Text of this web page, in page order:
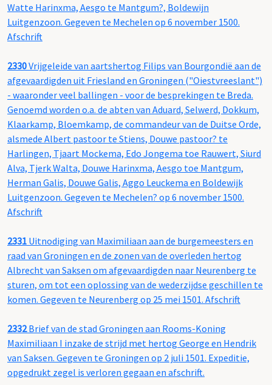
Watte Harinxma, Aesgo te Mantgum?, Boldewijn
Luitgenzoon. Gegeven te Mechelen op 6 november 1500.
Afschrift
2330Vrijgeleide van aartshertog Filips van Bourgondië aan de
afgevaardigden uit Friesland en Groningen ("Oiestvreeslant")
- waaronder veel ballingen - voor de besprekingen te Breda.
Genoemd worden o.a. de abten van Aduard, Selwerd, Dokkum,
Klaarkamp, Bloemkamp, de commandeur van de Duitse Orde,
alsmede Albert pastoor te Stiens, Douwe pastoor? te
Harlingen, Tjaart Mockema, Edo Jongema toe Rauwert, Siurd
Alva, Tjerk Walta, Douwe Harinxma, Aesgo toe Mantgum,
Herman Galis, Douwe Galis, Aggo Leuckema en Boldewijk
Luitgenzoon. Gegeven te Mechelen? op 6 november 1500.
Afschrift
2331 Uitnodiging van Maximiliaan aan de burgemeesters en
raad van Groningen en de zonen van de overleden hertog
Albrecht van Saksen om afgevaardigden naar Neurenberg te
sturen, om tot een oplossing van de wederzijdse geschillen te
komen. Gegeven te Neurenberg op 25 mei 1501. Afschrift
2332Brief van de stad Groningen aan Rooms-Koning
Maximiliaan I inzake de strijd met hertog George en Hendrik
van Saksen. Gegeven te Groningen op 2 juli 1501. Expeditie,
opgedrukt zegel is verloren gegaan en afschrift.